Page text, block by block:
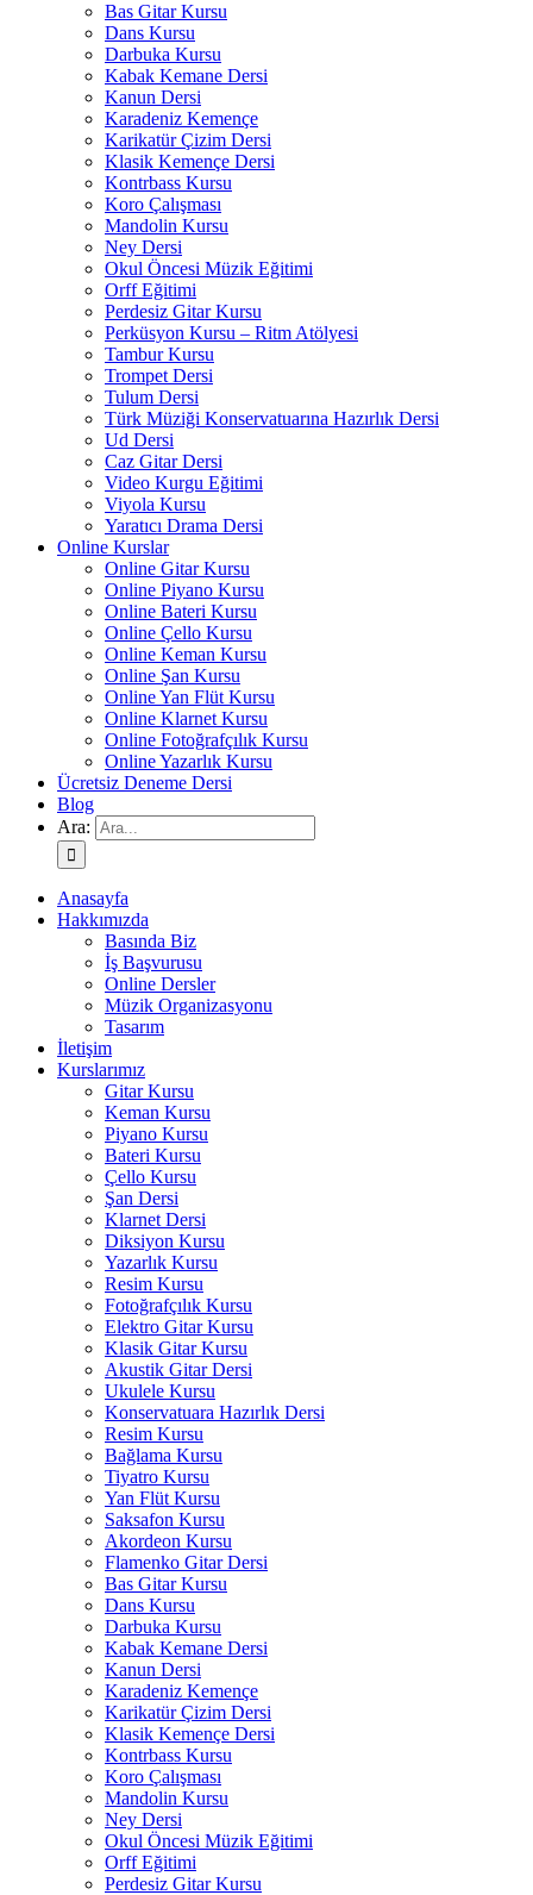
Bas Gitar Kursu
Dans Kursu
Darbuka Kursu
Kabak Kemane Dersi
Kanun Dersi
Karadeniz Kemençe
Karikatür Çizim Dersi
Klasik Kemençe Dersi
Kontrbass Kursu
Koro Çalışması
Mandolin Kursu
Ney Dersi
Okul Öncesi Müzik Eğitimi
Orff Eğitimi
Perdesiz Gitar Kursu
Perküsyon Kursu – Ritm Atölyesi
Tambur Kursu
Trompet Dersi
Tulum Dersi
Türk Müziği Konservatuarına Hazırlık Dersi
Ud Dersi
Caz Gitar Dersi
Video Kurgu Eğitimi
Viyola Kursu
Yaratıcı Drama Dersi
Online Kurslar
Online Gitar Kursu
Online Piyano Kursu
Online Bateri Kursu
Online Çello Kursu
Online Keman Kursu
Online Şan Kursu
Online Yan Flüt Kursu
Online Klarnet Kursu
Online Fotoğrafçılık Kursu
Online Yazarlık Kursu
Ücretsiz Deneme Dersi
Blog
Ara:
Anasayfa
Hakkımızda
Basında Biz
İş Başvurusu
Online Dersler
Müzik Organizasyonu
Tasarım
İletişim
Kurslarımız
Gitar Kursu
Keman Kursu
Piyano Kursu
Bateri Kursu
Çello Kursu
Şan Dersi
Klarnet Dersi
Diksiyon Kursu
Yazarlık Kursu
Resim Kursu
Fotoğrafçılık Kursu
Elektro Gitar Kursu
Klasik Gitar Kursu
Akustik Gitar Dersi
Ukulele Kursu
Konservatuara Hazırlık Dersi
Resim Kursu
Bağlama Kursu
Tiyatro Kursu
Yan Flüt Kursu
Saksafon Kursu
Akordeon Kursu
Flamenko Gitar Dersi
Bas Gitar Kursu
Dans Kursu
Darbuka Kursu
Kabak Kemane Dersi
Kanun Dersi
Karadeniz Kemençe
Karikatür Çizim Dersi
Klasik Kemençe Dersi
Kontrbass Kursu
Koro Çalışması
Mandolin Kursu
Ney Dersi
Okul Öncesi Müzik Eğitimi
Orff Eğitimi
Perdesiz Gitar Kursu